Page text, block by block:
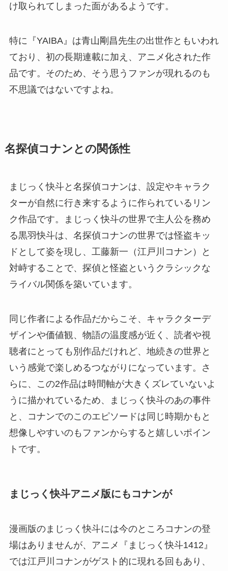
け取られてしまった面があるようです。
特に『YAIBA』は青山剛昌先生の出世作ともいわれ
ており、初の長期連載に加え、アニメ化された作
品です。そのため、そう思うファンが現れるのも
不思議ではないですよね。
名探偵コナンとの関係性
まじっく快斗と名探偵コナンは、設定やキャラク
ターが自然に行き来するように作られているリン
ク作品です。まじっく快斗の世界で主人公を務め
る黒羽快斗は、名探偵コナンの世界では怪盗キッ
ドとして姿を現し、工藤新一（江戸川コナン）と
対峙することで、探偵と怪盗というクラシックな
ライバル関係を築いています。
同じ作者による作品だからこそ、キャラクターデ
ザインや価値観、物語の温度感が近く、読者や視
聴者にとっても別作品だけれど、地続きの世界と
いう感覚で楽しめるつながりになっています。さ
らに、この2作品は時間軸が大きくズレていないよ
うに描かれているため、まじっく快斗のあの事件
と、コナンでのこのエピソードは同じ時期かもと
想像しやすいのもファンからすると嬉しいポイン
トです。
まじっく快斗アニメ版にもコナンが
漫画版のまじっく快斗には今のところコナンの登
場はありませんが、アニメ『まじっく快斗1412』
では江戸川コナンがゲスト的に現れる回もあり、